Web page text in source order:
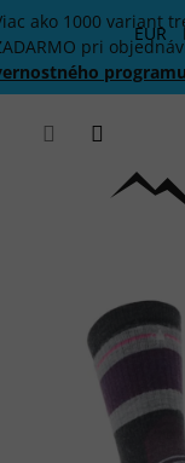
Prejsť
na
obsah
ako 1000 variant
pri
programu
EUR